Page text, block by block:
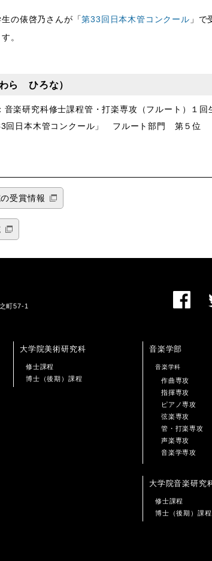
の俵啓乃さんが「第33回日本木管コンクール 」で
。
ら ひろな）
音楽研究科修士課程管・打楽専攻（フルート）１回
回日本木管コンクール」 フルート部門 第５位
受賞情報
町57-1
大学院美術研究科
修士課程
博士（後期）課程
音楽学部
音楽学科
作曲専攻
指揮専攻
ピアノ専攻
弦楽専攻
管・打楽専攻
声楽専攻
音楽学専攻
大学院音楽研究
修士課程
博士（後期）課程